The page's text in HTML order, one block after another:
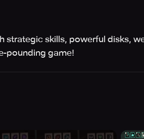
strategic skills, powerful disks,
pounding game!